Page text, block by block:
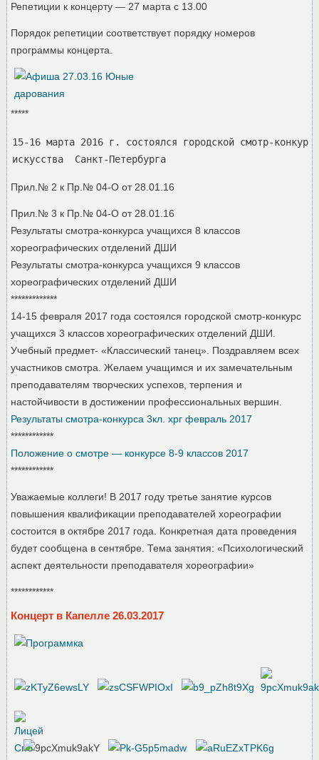
Репетиции к концерту — 27 марта с 13.00
Порядок репетиции соответствует порядку номеров
программы концерта.
*****
15-16 марта 2016 г. состоялся городской смотр-
искусства  Санкт-Петербурга
Прил.№ 2 к Пр.№ 04-О от 28.01.16
Прил.№ 3 к Пр.№ 04-О от 28.01.16
Результаты смотра-конкурса учащихся 8 классов
хореографических отделений ДШИ
Результаты смотра-конкурса учащихся 9 классов
хореографических отделений ДШИ
*************
14-15 февраля 2017 года состоялся городской смотр-конкурс
учащихся 3 классов хореографических отделений ДШИ.
Учебный предмет- «Классический танец». Поздравляем всех
участников смотра. Желаем учащимся и их замечательным
преподавателям творческих успехов, терпения и
настойчивости в достижении профессиональных вершин.
Результаты смотра-конкурса 3кл. хрг февраль 2017
************
Положение о смотре — конкурсе 8-9 классов 2017
************
Уважаемые коллеги! В 2017 году третье занятие курсов
повышения квалификации преподавателей хореографии
состоится в октябре 2017 года. Конкретная дата проведения
будет сообщена в сентябре. Тема занятия: «Психологический
аспект деятельности преподавателя хореографии»
************
Концерт в Капелле 26.03.2017